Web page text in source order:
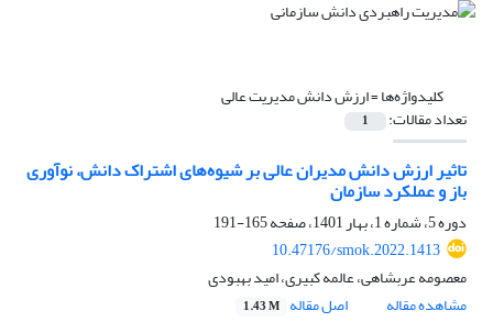
کلیدواژه‌ها =ارزش دانش مدیریت عالی
تعداد مقالات: 1
تاثیر ارزش دانش مدیران عالی بر شیوه‌های اشتراک دانش، نوآوری
باز و عملکرد سازمان
دوره 5، شماره 1، بهار 1401، صفحه
165-191
10.47176/smok.2022.1413
معصومه عربشاهی، عالمه کبیری، امید بهبودی
مشاهده مقاله
اصل مقاله 1.43 M